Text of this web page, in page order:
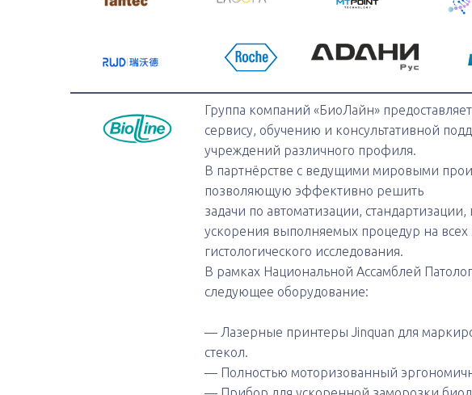
Группа компаний «БиоЛайн»
сервису, обучению и консультативной
учреждений различного профиля.
В партнёрстве с ведущими мировыми
позволяющую эффективно решить
задачи по автоматизации,
ускорения выполняемых процедур на всех
гистологического исследования.
В рамках Национальной Ассамблей
следующее оборудование:
— Лазерные принтеры Jinquan для
стекол.
— Полностью моторизованный